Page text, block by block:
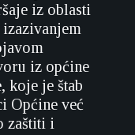
iz oblasti
iz općine
koje je štab
Općine već
zaštiti i